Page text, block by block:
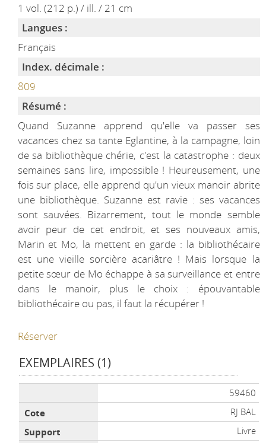
1 vol. (212 p.) / ill. / 21 cm
Langues :
Français
Index. décimale :
809
Résumé :
Quand Suzanne apprend qu'elle va passer ses
vacances chez sa tante Eglantine, à la campagne, loin
de sa bibliothèque chérie, c'est la catastrophe : deux
semaines sans lire, impossible ! Heureusement, une
fois sur place, elle apprend qu'un vieux manoir abrite
une bibliothèque. Suzanne est ravie : ses vacances
sont sauvées. Bizarrement, tout le monde semble
avoir peur de cet endroit, et ses nouveaux amis,
Marin et Mo, la mettent en garde : la bibliothécaire
est une vieille sorcière acariâtre ! Mais lorsque la
petite sœur de Mo échappe à sa surveillance et entre
dans le manoir, plus le choix : épouvantable
bibliothécaire ou pas, il faut la récupérer !
Réserver
EXEMPLAIRES (1)
59460
RJ BAL
Livre